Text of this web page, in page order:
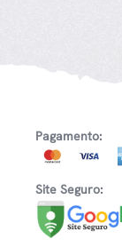
Pagamento:
Site Seguro: